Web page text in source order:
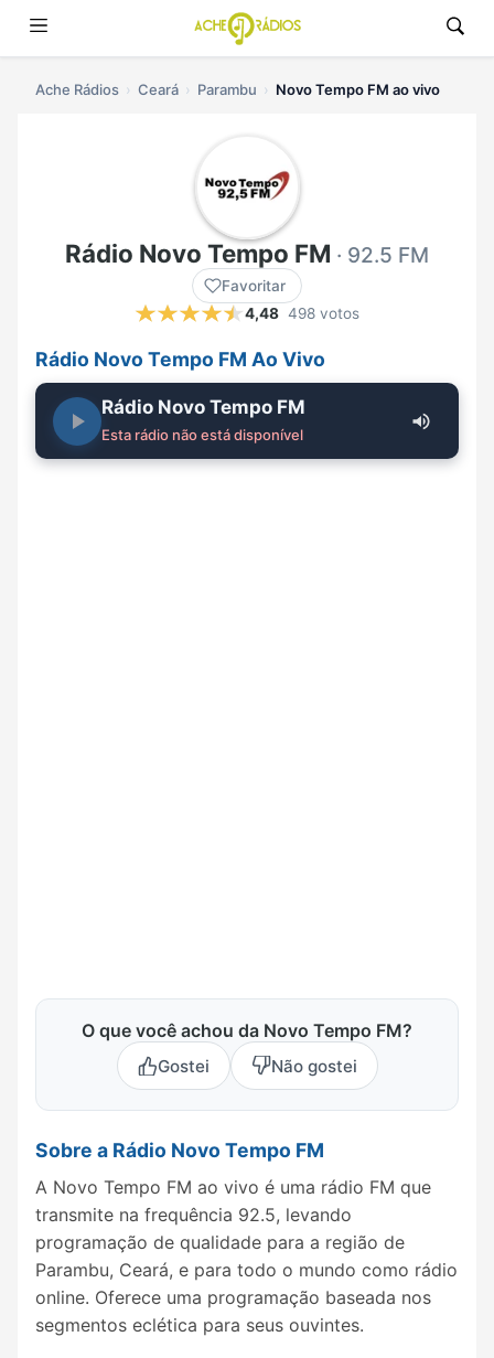
Ache Rádios Ceará Parambu Novo Tempo FM ao vivo
Rádio Novo Tempo FM · 92.5 FM
Favoritar
4,48 498 votos
Rádio Novo Tempo FM Ao Vivo
Rádio Novo Tempo FM
Esta rádio não está disponível
O que você achou da Novo Tempo FM?
Gostei Não gostei
Sobre a Rádio Novo Tempo FM
A Novo Tempo FM ao vivo é uma rádio FM que
transmite na frequência 92.5, levando
programação de qualidade para a região de
Parambu, Ceará, e para todo o mundo como rádio
online. Oferece uma programação baseada nos
segmentos eclética para seus ouvintes.